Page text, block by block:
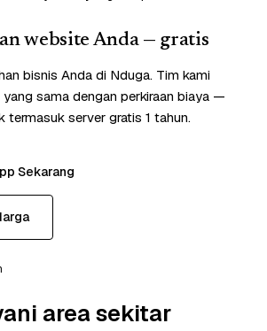
website Anda — gratis
bisnis Anda di Nduga. Tim kami
sama dengan perkiraan biaya —
termasuk server gratis 1 tahun.
Sekarang
area sekitar